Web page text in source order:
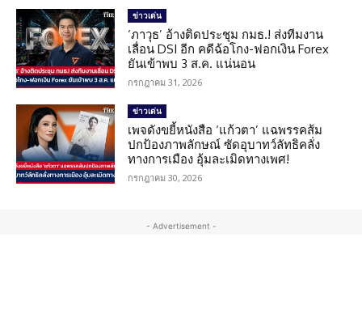
ข่าวเด่น
‘ภาวุธ’ อ้างติดประชุม กมธ.! ส่งทีมงาน
เลื่อน DSI อีก คดีฉ้อโกง-ฟอกเงิน Forex
ยันเข้าพบ 3 ส.ค. แน่นอน
กรกฎาคม 31, 2026
ข่าวเด่น
เพจดังขยี้หนังสือ ‘แก้วตา’ แฉพรรคส้ม
ปกป้องภาพลักษณ์ ซัดอุบาทว์ลัทธิคลั่ง
ทางการเมือง อุ้มละเมิดทางเพศ!
กรกฎาคม 30, 2026
- Advertisement -